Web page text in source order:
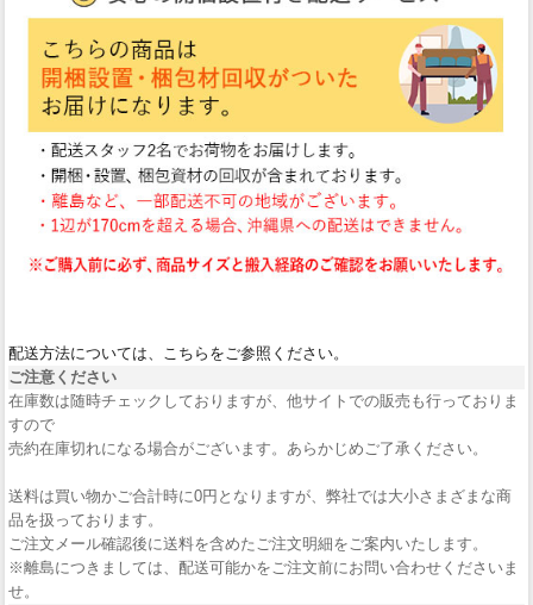
配送方法については、こちらをご参照ください。
ご注意ください
在庫数は随時チェックしておりますが、他サイトでの販売も行っておりま
すので
売約在庫切れになる場合がございます。あらかじめご了承ください。
送料は買い物かご合計時に0円となりますが、弊社では大小さまざまな商
品を扱っております。
ご注文メール確認後に送料を含めたご注文明細をご案内いたします。
※離島につきましては、配送可能かをご注文前にお問い合わせくださいま
せ。